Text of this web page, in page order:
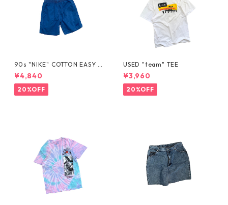
90s "NIKE" COTTON EASY S
HORTS
¥4,840
20%OFF
USED "team" TEE
¥3,960
20%OFF